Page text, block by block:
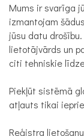
Mums ir svarīga
izmantojam
jūsu datu
lietotājvārds un
citi tehniskie
Piekļūt sistēmā
atļauts tikai
Reģistra